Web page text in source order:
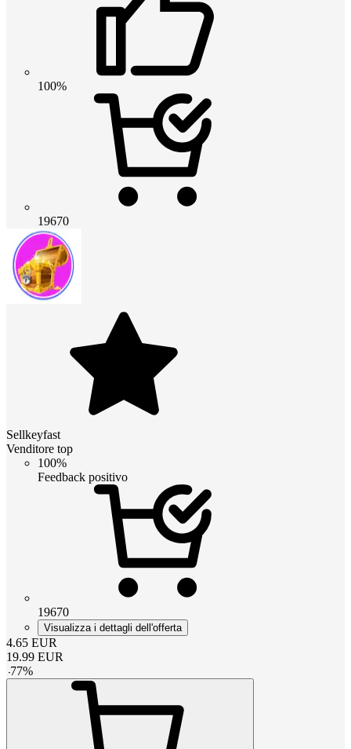
100%
19670
Sellkeyfast
Venditore top
100%
Feedback positivo
19670
Visualizza i dettagli dell'offerta
4.65 EUR
19.99 EUR
-77%